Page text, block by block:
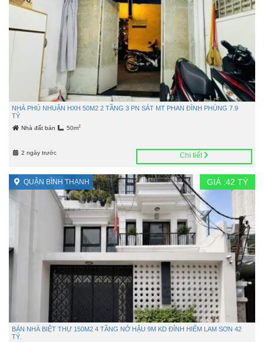
NHÀ PHÚ NHUẬN HXH 50M2 2 TẦNG 3 PN SÁT MT PHAN ĐÌNH PHÙNG 7.9
TỶ
Nhà đất bán 50m2
2 ngày trước Chi tiết
QUẬN BÌNH THẠNH GIÁ :42 TỶ
BÁN NHÀ BIỆT THỰ 150M2 4 TẦNG NỞ HẬU 9M KD ĐỈNH HIẾM LAM SƠN 42
TỶ.